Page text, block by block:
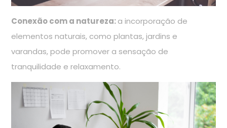
Conexão com a natureza:a incorporação de
elementos naturais, como plantas, jardins e
varandas, pode promover a sensação de
tranquilidade e relaxamento.